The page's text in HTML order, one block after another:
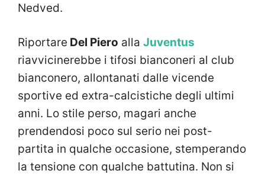
Nedved.
Riportare Del Piero alla Juventus
riavvicinerebbe i tifosi bianconeri al club
bianconero, allontanati dalle vicende
sportive ed extra-calcistiche degli ultimi
anni. Lo stile perso, magari anche
prendendosi poco sul serio nei post-
partita in qualche occasione, stemperando
la tensione con qualche battutina. Non si